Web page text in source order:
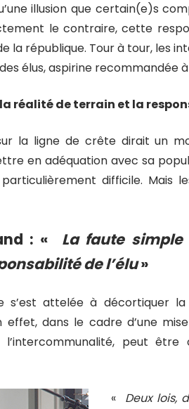
illusion que certain(e)s
le contraire, cette
la république. Tour à tour, les
élus, aspirine recommandée
réalité de terrain et la
la ligne de crête dirait un
en adéquation avec sa
difficile. Mais
: « La faute
de l’élu»
s’est attelée à décortiquer
effet, dans le cadre d’une
peut être
« Deux lois,